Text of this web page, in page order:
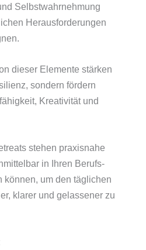
Selbstwahrnehmung
Herausforderungen
dieser Elemente stärken
sondern fördern
Kreativität und
stehen praxisnahe
in Ihren Berufs-
können, um den täglichen
klarer und gelassener zu